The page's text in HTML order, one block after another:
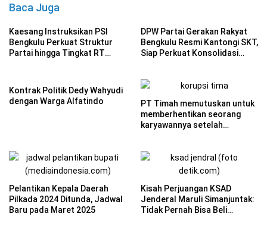
Baca Juga
Kaesang Instruksikan PSI
Bengkulu Perkuat Struktur
Partai hingga Tingkat RT
DPW Partai Gerakan Rakyat
Bengkulu Resmi Kantongi SKT,
Siap Perkuat Konsolidasi
Kontrak Politik Dedy Wahyudi
dengan Warga Alfatindo
PT Timah memutuskan untuk
memberhentikan seorang
karyawannya setelah
terkait penggunaan BPJS
menuai kontroversi.
Pelantikan Kepala Daerah
Pilkada 2024 Ditunda, Jadwal
Baru pada Maret 2025
Kisah Perjuangan KSAD
Jenderal Maruli Simanjuntak:
Tidak Pernah Bisa Beli